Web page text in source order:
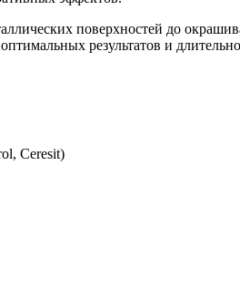
поверхностей до
результатов и
Ceresit)